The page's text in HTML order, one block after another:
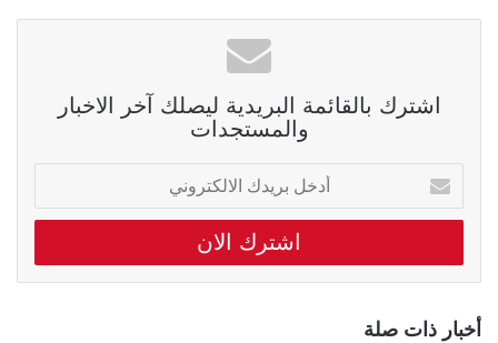
اشترك بالقائمة البريدية ليصلك آخر الاخبار
والمستجدات
أدخل
بريدك
الالكتروني
أخبار ذات صلة